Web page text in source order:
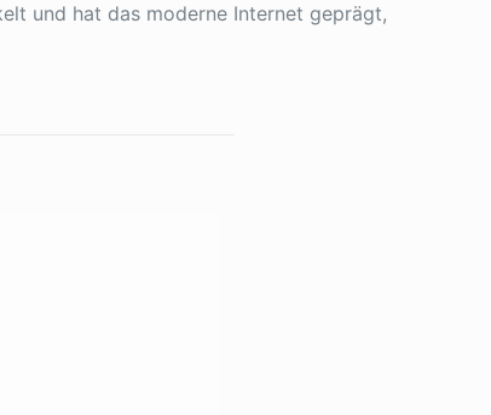
und hat das moderne Internet geprägt,